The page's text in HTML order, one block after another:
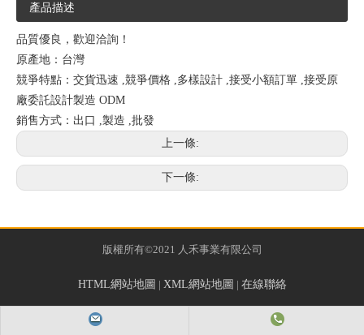
產品描述
品質優良，歡迎洽詢！
原產地：台灣
競爭特點：交貨迅速 ,競爭價格 ,多樣設計 ,接受小額訂單 ,接受原
廠委託設計製造 ODM
銷售方式：出口 ,製造 ,批發
上一條:
下一條:
版權所有©2021 人禾事業有限公司
HTML網站地圖 | XML網站地圖 | 在線聯絡